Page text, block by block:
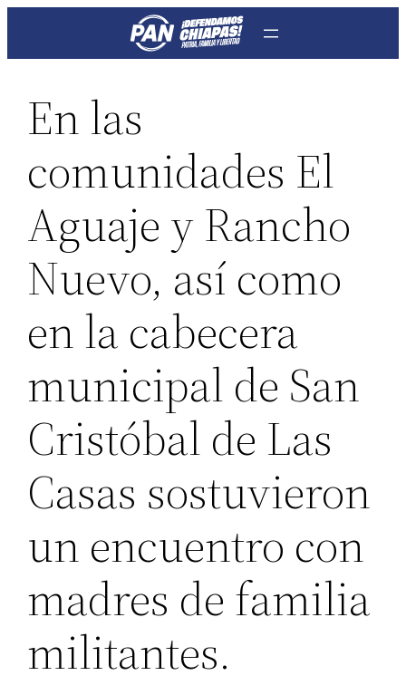
En las
comunidades El
Aguaje y Rancho
Nuevo, así como
en la cabecera
municipal de San
Cristóbal de Las
Casas sostuvieron
un encuentro con
madres de familia
militantes.